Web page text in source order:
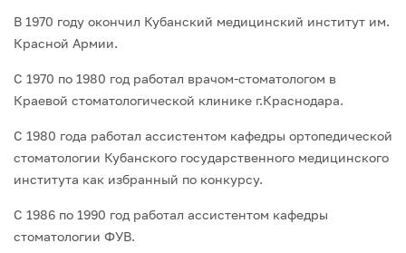
В 1970 году окончил Кубанский медицинский институт им.
Красной Армии.
С 1970 по 1980 год работал врачом-стоматологом в
Краевой стоматологической клинике г.Краснодара.
С 1980 года работал ассистентом кафедры ортопедической
стоматологии Кубанского государственного медицинского
института как избранный по конкурсу.
С 1986 по 1990 год работал ассистентом кафедры
стоматологии ФУВ.